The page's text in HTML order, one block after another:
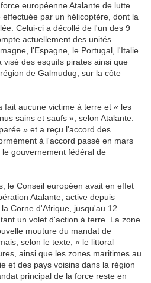
européenne Atalante de lutte
par un hélicoptère, dont la
Celui-ci a décollé de l'un des 9
actuellement des unités
l'Espagne, le Portugal, l'Italie
visé des esquifs pirates ainsi que
de Galmudug, sur la côte
fait aucune victime à terre et « les
sains et saufs », selon Atalante.
» et a reçu l'accord des
à l'accord passé en mars
gouvernement fédéral de
le Conseil européen avait en effet
Atalante, active depuis
Corne d'Afrique, jusqu'au 12
un volet d'action à terre. La zone
mouture du mandat de
selon le texte, « le littoral
ainsi que les zones maritimes au
et des pays voisins dans la région
principal de la force reste en